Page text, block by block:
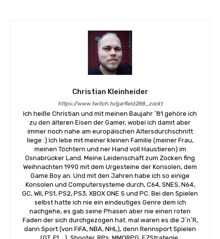
Christian Kleinheider
https://www.twitch.tv/garfield288_zockt
Ich heiße Christian und mit meinen Baujahr ´81 gehöre ich
zu den älteren Eisen der Gamer, wobei ich damit aber
immer noch nahe am europäischen Altersdurchschnitt
liege :) Ich lebe mit meiner kleinen Familie (meiner Frau,
meinen Töchtern und ner Hand voll Haustieren) im
Osnabrücker Land. Meine Leidenschaft zum Zocken fing
Weihnachten 1990 mit dem Urgesteine der Konsolen, dem
Game Boy an. Und mit den Jahren habe ich so einige
Konsolen und Computersysteme durch, C64, SNES, N64,
GC, WII, PS1, PS2, PS3, XBOX ONE S und PC. Bei den Spielen
selbst hatte ich nie ein eindeutiges Genre dem ich
nachgehe, es gab seine Phasen aber nie einen roten
Faden der sich durchgezogen hat. mal waren es die J´n´R,
dann Sport (von FiFA, NBA, NHL), denn Rennsport Spielen